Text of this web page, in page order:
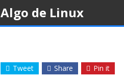
Algo de Linux
Tweet Share Pin it